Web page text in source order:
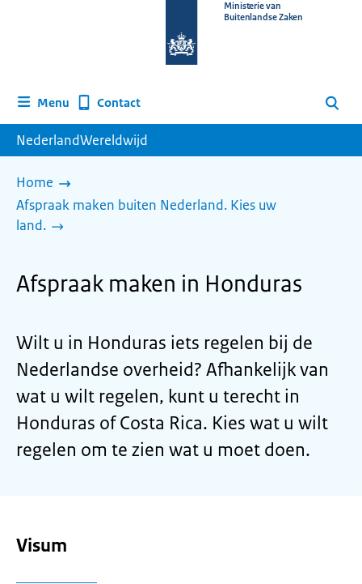
homepage
Ministerie van
Buitenlandse Zaken
Menu Contact Zoeken
NederlandWereldwijd
Home
Afspraak maken buiten Nederland. Kies uw
land.
Afspraak maken in Honduras
Wilt u in Honduras iets regelen bij de
Nederlandse overheid? Afhankelijk van
wat u wilt regelen, kunt u terecht in
Honduras of Costa Rica. Kies wat u wilt
regelen om te zien wat u moet doen.
Visum